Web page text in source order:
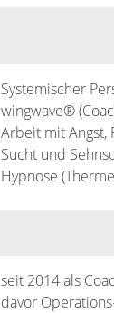
Systemischer
wingwave®
Arbeit mit Angst,
Sucht und
Hypnose
seit 2014 als
davor